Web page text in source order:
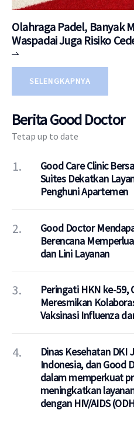
Olahraga Padel, Banyak
Waspadai Juga Risiko
SELENGKAPNYA
Berita Good Doctor
Tetap up to date
Good Care Clinic
Suites Dekatkan
Penghuni Apartemen
Good Doctor
Berencana
dan Lini Layanan
Peringati HKN ke-59,
Meresmikan
Vaksinasi Influenza
Dinas Kesehatan DKI
Indonesia, dan Good
dalam memperkuat
meningkatkan
dengan HIV/AIDS